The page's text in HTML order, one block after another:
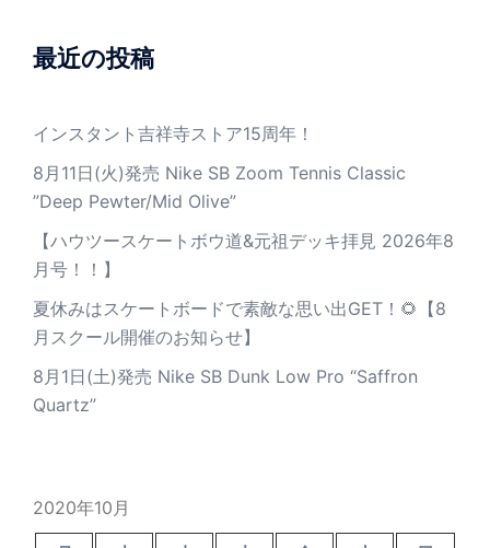
最近の投稿
インスタント吉祥寺ストア15周年！
8月11日(火)発売 Nike SB Zoom Tennis Classic
”Deep Pewter/Mid Olive”
【ハウツースケートボウ道&元祖デッキ拝見 2026年8
月号！！】
夏休みはスケートボードで素敵な思い出GET！🌻【8
月スクール開催のお知らせ】
8月1日(土)発売 Nike SB Dunk Low Pro “Saffron
Quartz”
2020年10月